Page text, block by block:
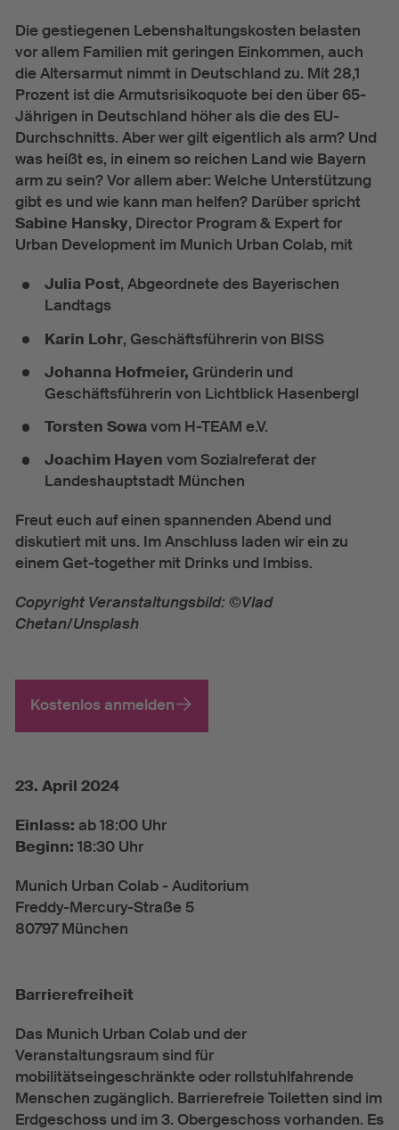
Aktuelles
Events
News
Colab Quarterly
Über uns
Team
Die gestiegenen Lebenshaltungskosten belasten
vor allem Familien mit geringen Einkommen, auch
die Altersarmut nimmt in Deutschland zu. Mit 28,1
Prozent ist die Armutsrisikoquote bei den über 65-
Jährigen in Deutschland höher als die des EU-
Durchschnitts. Aber wer gilt eigentlich als arm? Und
was heißt es, in einem so reichen Land wie Bayern
arm zu sein? Vor allem aber: Welche Unterstützung
gibt es und wie kann man helfen? Darüber spricht
Sabine Hansky, Director Program & Expert for
Urban Development im Munich Urban Colab, mit
Julia Post, Abgeordnete des Bayerischen
Landtags
Karin Lohr, Geschäftsführerin von BISS
Johanna Hofmeier, Gründerin und
Geschäftsführerin von Lichtblick Hasenbergl
Torsten Sowavom H-TEAM e.V.
Joachim Hayen vom Sozialreferat der
Landeshauptstadt München
Freut euch auf einen spannenden Abend und
diskutiert mit uns. Im Anschluss laden wir ein zu
einem Get-together mit Drinks und Imbiss.
Copyright Veranstaltungsbild: ©Vlad
Chetan/Unsplash
Kostenlos anmelden
23. April 2024
Einlass: ab 18:00 Uhr
Beginn: 18:30 Uhr
Munich Urban Colab - Auditorium
Freddy-Mercury-Straße 5
80797 München
Barrierefreiheit
Das Munich Urban Colab und der
Veranstaltungsraum sind für
mobilitätseingeschränkte oder rollstuhlfahrende
Menschen zugänglich. Barrierefreie Toiletten sind im
Erdgeschoss und im 3. Obergeschoss vorhanden. Es